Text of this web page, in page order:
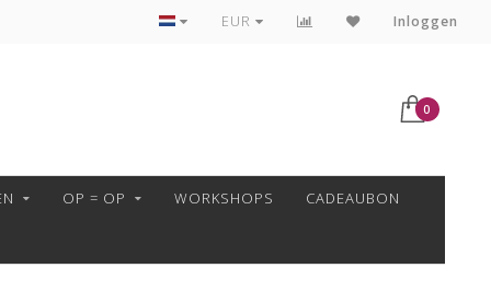
VEILIG BETALEN MET MOLLIE!
EUR Inloggen
0
OP = OP WORKSHOPS CADEAUBON